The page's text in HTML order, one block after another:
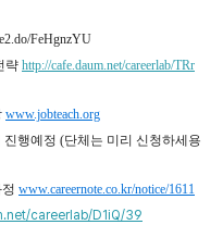
FeHgnzYU
략 http://cafe.daum.net/careerlab/TRr
www.jobteach.org
행예정 (단체는 미리 신청하세용
www.careernote.co.kr/notice/1611
careerlab/D1iQ/39